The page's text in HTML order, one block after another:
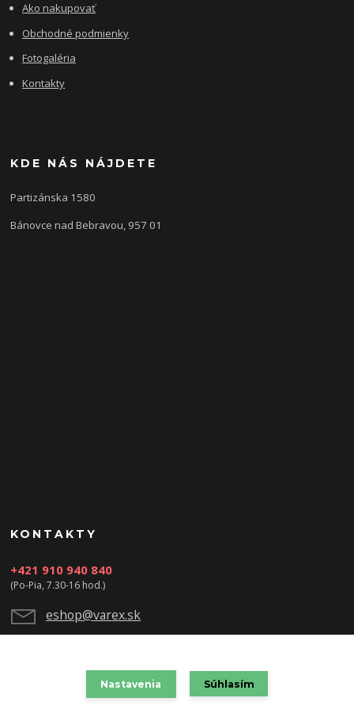
Ako nakupovať
Obchodné podmienky
Fotogaléria
Kontakty
KDE NÁS NÁJDETE
Partizánska 1580
Bánovce nad Bebravou, 957 01
KONTAKTY
+421 910 940 840
(Po-Pia, 7.30-16 hod.)
eshop@varex.sk
Nastavenia Súhlasím